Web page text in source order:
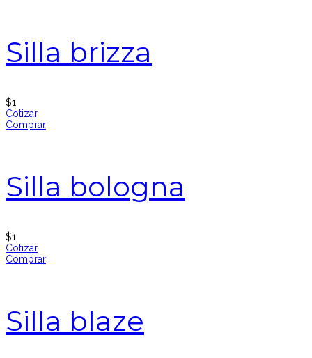
Silla brizza
$1
Cotizar
Comprar
Silla bologna
$1
Cotizar
Comprar
Silla blaze